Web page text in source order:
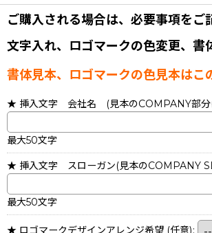
ご購入される場合は、必要事項をご
文字入れ、ロゴマークの色変更、書
書体見本、ロゴマークの色見本はこ
★ 挿入文字 会社名 (見本のCOMPANY部分
最大50文字
★ 挿入文字 スローガン(見本のCOMPANY
最大50文字
★ ロゴマークデザインアレンジ希望 (任意):